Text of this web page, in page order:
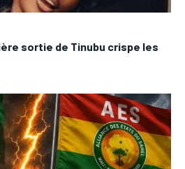
sortie de Tinubu crispe les